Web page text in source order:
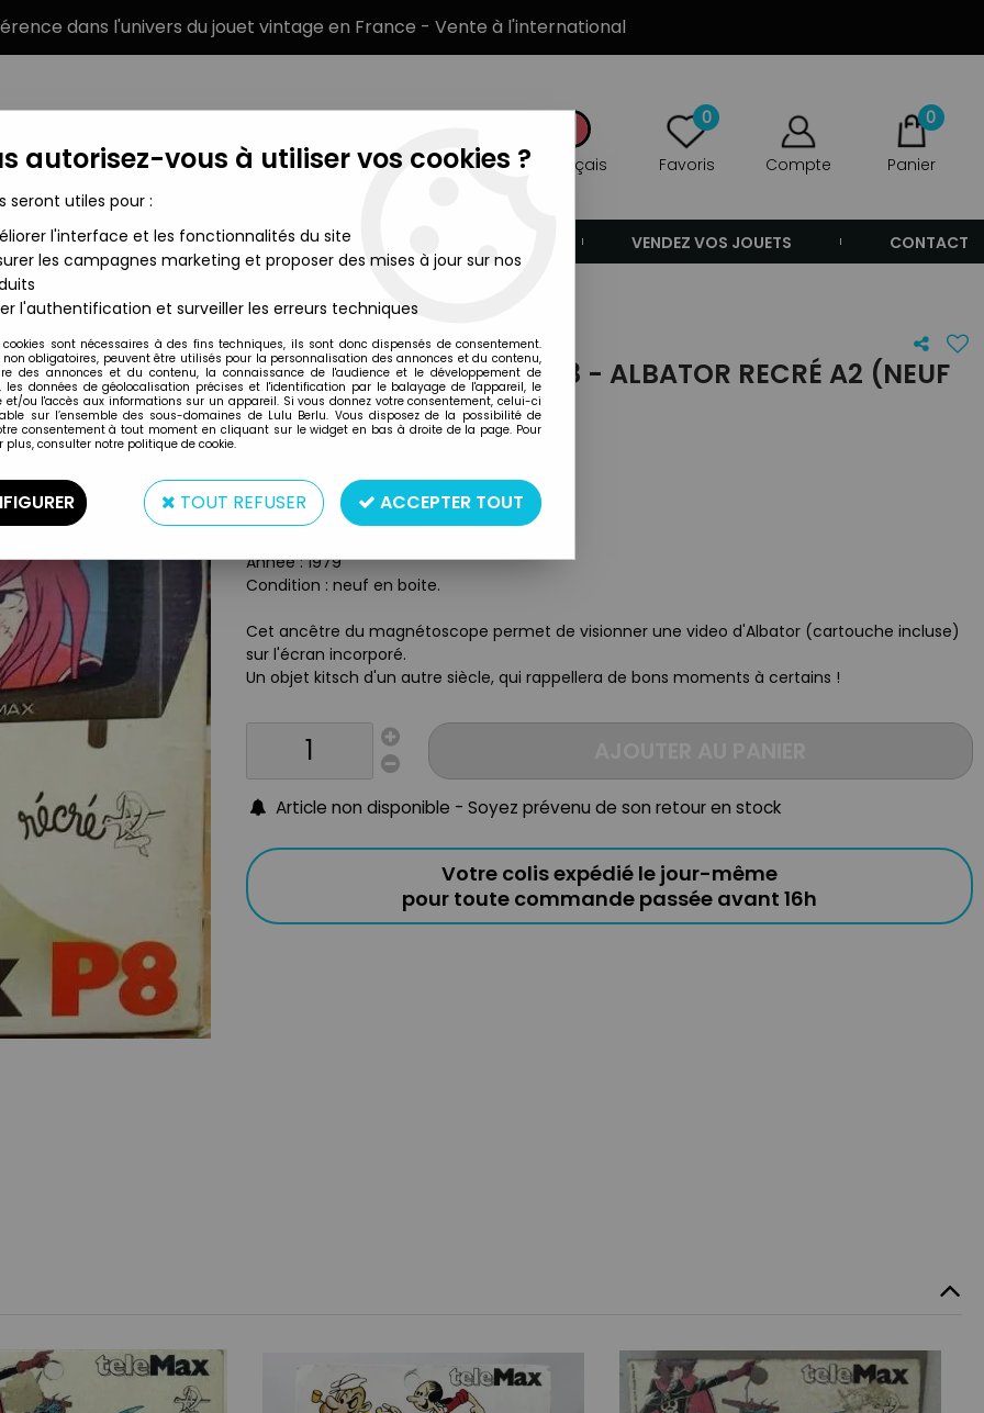
dans l'univers du jouet vintage en France - Vente à l'international
Français
0
Favoris Compte
0
Panier
MARQUES TYPE DE PRODUIT VENDEZ VOS JOUETS CONTACT
P8 - Albator Recré A2 (neuf en boite)
I.G.C/Giocattoli
PROJECTEUR TELEMAX P8 - ALBATOR RECRÉ A2 (NEUF
EN BOITE)
Type : projecteur video à piles
Matière : plastique
Année : 1979
Condition : neuf en boite.
Cet ancêtre du magnétoscope permet de visionner une video d'Albator (cartouche incluse)
sur l'écran incorporé.
Un objet kitsch d'un autre siècle, qui rappellera de bons moments à certains !
Article non disponible - Soyez prévenu de son retour en stock
Votre colis expédié le jour-même
pour toute commande passée avant 16h
autorisez-vous à utiliser vos cookies ?
seront utiles pour :
l'interface et les fonctionnalités du site
les campagnes marketing et proposer des mises à jour sur nos
l'authentification et surveiller les erreurs techniques
cookies sont nécessaires à des fins techniques, ils sont donc dispensés de consentement.
non obligatoires, peuvent être utilisés pour la personnalisation des annonces et du contenu,
des annonces et du contenu, la connaissance de l'audience et le développement de
les données de géolocalisation précises et l'identification par le balayage de l'appareil, le
et/ou l'accès aux informations sur un appareil. Si vous donnez votre consentement, celui-ci
sur l’ensemble des sous-domaines de Lulu Berlu. Vous disposez de la possibilité de
consentement à tout moment en cliquant sur le widget en bas à droite de la page. Pour
plus, consulter notre politique de cookie.
TOUT REFUSER ACCEPTER TOUT